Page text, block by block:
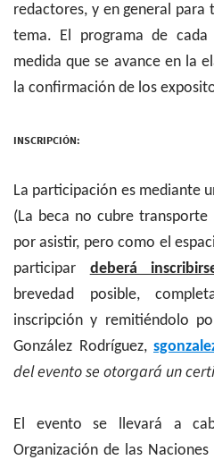
redactores, y en general para
tema. El programa de cada
medida que se avance en la
la confirmación de los
INSCRIPCIÓN:
La participación es mediante
(La beca no cubre transporte
por asistir, pero como el
participar deberá
brevedad posible,
inscripción y remitiéndolo
González Rodríguez,
del evento se otorgará un
El evento se llevará a
Organización de las